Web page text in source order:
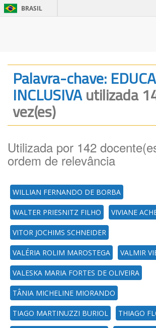
BRASIL
Palavra-chave:
INCLUSIVAutilizada
vez(es)
Utilizada por 142
ordem de relevância
WILLIAN FERNANDO DE BORBA
WALTER PRIESNITZ FILHO VIVIANE
VITOR JOCHIMS SCHNEIDER
VALÉRIA ROLIM MAROSTEGA VALMIR
VALESKA MARIA FORTES DE OLIVEIRA
TÂNIA MICHELINE MIORANDO
TIAGO MARTINUZZI BURIOL THIAGO